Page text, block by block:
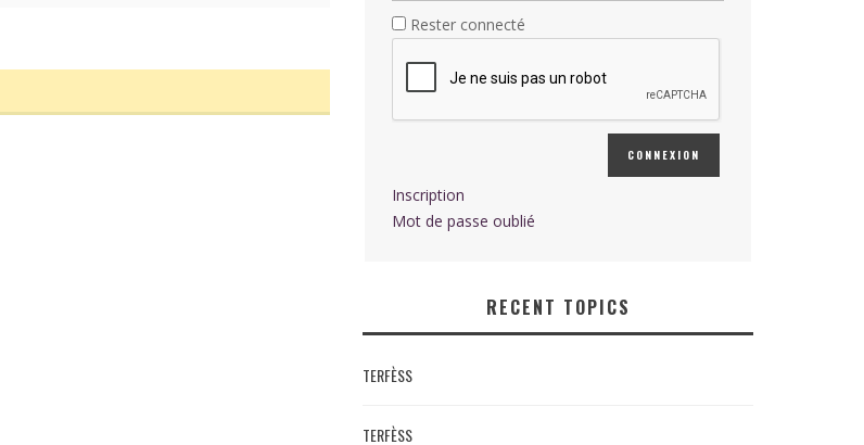
Rester connecté
CONNEXION
Inscription
Mot de passe oublié
RECENT TOPICS
TERFÈSS
TERFÈSS